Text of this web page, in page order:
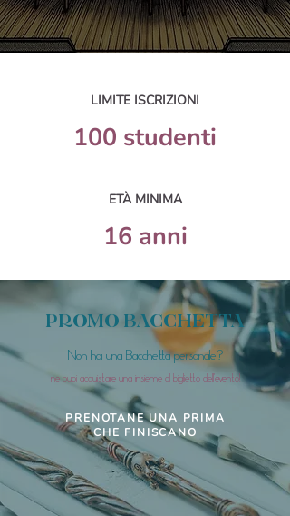
LIMITE ISCRIZIONI
100 studenti
ETÀ MINIMA
16 anni
PROMO BACCHETTA
Non hai una Bacchetta personale?
ne puoi acquistare una insieme al biglietto dell'evento!
PRENOTANE UNA PRIMA
CHE FINISCANO